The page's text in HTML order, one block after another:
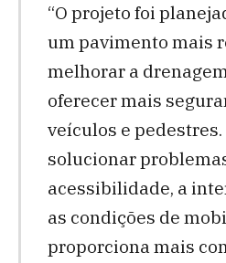
“O projeto foi
um pavimento mais
melhorar a
oferecer mais
veículos e
solucionar
acessibilidade, a
as condições de
proporciona mais